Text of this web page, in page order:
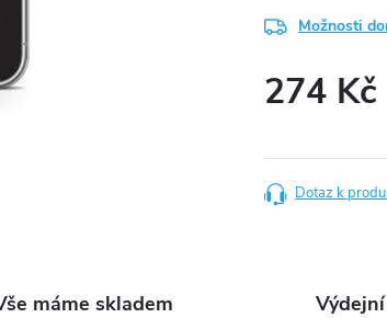
Možnosti
274 Kč
Dotaz k
máme skladem